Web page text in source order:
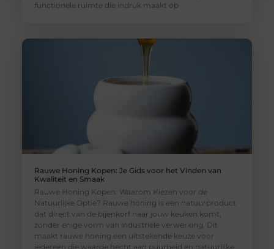
functionele ruimte die indruk maakt op
Rauwe Honing Kopen: Je Gids voor het Vinden van
Kwaliteit en Smaak
Rauwe Honing Kopen: Waarom Kiezen voor de
Natuurlijke Optie? Rauwe honing is een natuurproduct
dat direct van de bijenkorf naar jouw keuken komt,
zonder enige vorm van industriële verwerking. Dit
maakt rauwe honing een uitstekende keuze voor
iedereen die waarde hecht aan puurheid en natuurlijke